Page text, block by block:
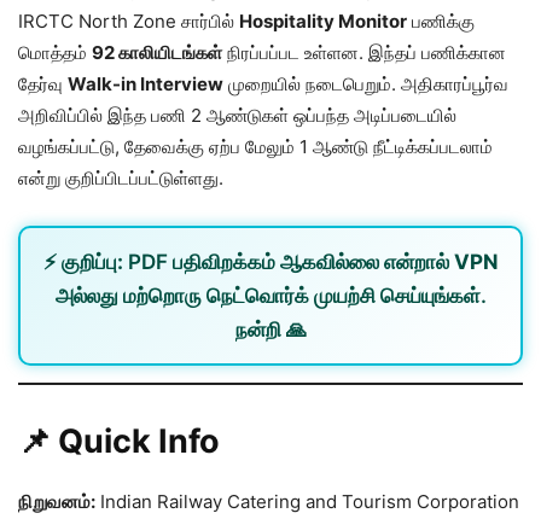
IRCTC North Zone சார்பில் Hospitality Monitor பணிக்கு
மொத்தம் 92 காலியிடங்கள்நிரப்பப்பட உள்ளன. இந்தப் பணிக்கான
தேர்வு Walk-in Interview முறையில் நடைபெறும். அதிகாரப்பூர்வ
அறிவிப்பில் இந்த பணி 2 ஆண்டுகள் ஒப்பந்த அடிப்படையில்
வழங்கப்பட்டு, தேவைக்கு ஏற்ப மேலும் 1 ஆண்டு நீட்டிக்கப்படலாம்
என்று குறிப்பிடப்பட்டுள்ளது.
⚡ குறிப்பு: PDF பதிவிறக்கம் ஆகவில்லை என்றால் VPN
அல்லது மற்றொரு நெட்வொர்க்முயற்சி செய்யுங்கள்.
நன்றி 🙏
📌 Quick Info
நிறுவனம்: Indian Railway Catering and Tourism Corporation